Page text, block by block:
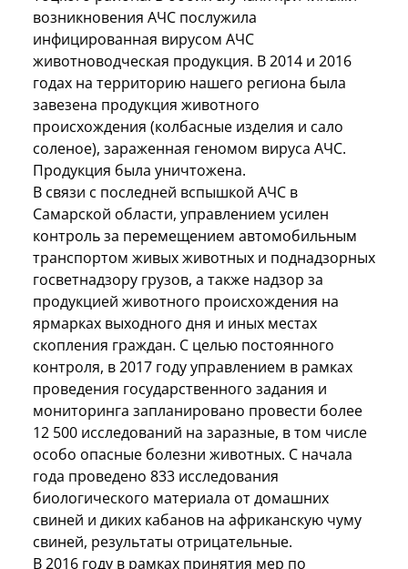
возникновения АЧС послужила
инфицированная вирусом АЧС
животноводческая продукция. В 2014 и 2016
годах на территорию нашего региона была
завезена продукция животного
происхождения (колбасные изделия и сало
соленое), зараженная геномом вируса АЧС.
Продукция была уничтожена.
В связи с последней вспышкой АЧС в
Самарской области, управлением усилен
контроль за перемещением автомобильным
транспортом живых животных и поднадзорных
госветнадзору грузов, а также надзор за
продукцией животного происхождения на
ярмарках выходного дня и иных местах
скопления граждан. С целью постоянного
контроля, в 2017 году управлением в рамках
проведения государственного задания и
мониторинга запланировано провести более
12 500 исследований на заразные, в том числе
особо опасные болезни животных. С начала
года проведено 833 исследования
биологического материала от домашних
свиней и диких кабанов на африканскую чуму
свиней, результаты отрицательные.
В 2016 году в рамках принятия мер по